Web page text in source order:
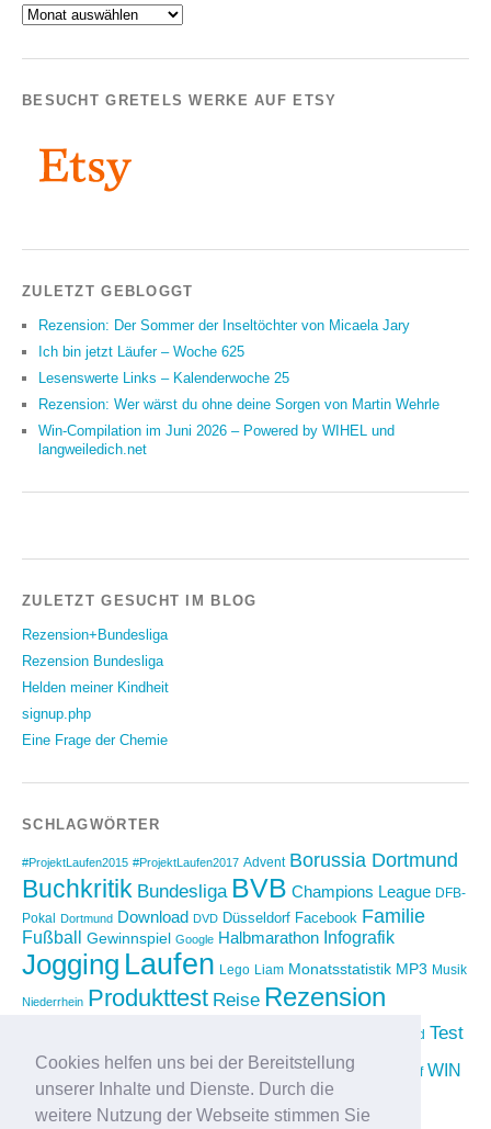
Cookies helfen uns bei der Bereitstellung
unserer Inhalte und Dienste. Durch die
weitere Nutzung der Webseite stimmen Sie
Archiv
BESUCHT GRETELS WERKE AUF ETSY
ZULETZT GEBLOGGT
Rezension: Der Sommer der Inseltöchter von Micaela Jary
Ich bin jetzt Läufer – Woche 625
Lesenswerte Links – Kalenderwoche 25
Rezension: Wer wärst du ohne deine Sorgen von Martin Wehrle
Win-Compilation im Juni 2026 – Powered by WIHEL und
langweiledich.net
ZULETZT GESUCHT IM BLOG
Rezension+Bundesliga
Rezension Bundesliga
Helden meiner Kindheit
signup.php
Eine Frage der Chemie
SCHLAGWÖRTER
#ProjektLaufen2015 #ProjektLaufen2017 Advent Borussia Dortmund
Buchkritik Bundesliga BVB Champions League DFB-
Pokal
Dortmund Download DVD Düsseldorf Facebook Familie
Fußball Gewinnspiel Google Halbmarathon Infografik
Jogging Laufen Lego Liam Monatsstatistik MP3 Musik
Niederrhein Produkttest Reise Rezension
sponsored Test
Twitter Urlaub Video vimeo Weihnachten Wettkampf WIN
Compilation
YouTube